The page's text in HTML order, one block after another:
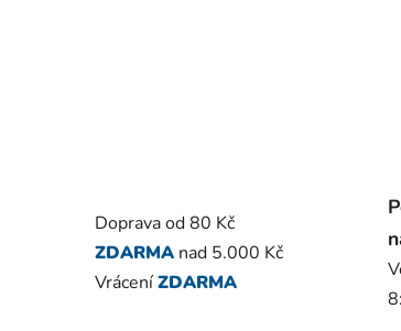
Doprava od 80 Kč
ZDARMA nad 5.000 Kč
VráceníZDARMA